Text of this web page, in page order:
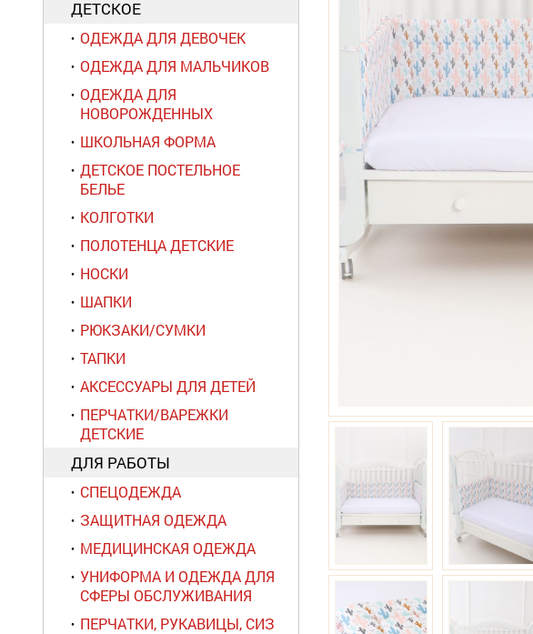
ДЕТСКОЕ
ОДЕЖДА ДЛЯ ДЕВОЧЕК
ОДЕЖДА ДЛЯ МАЛЬЧИКОВ
ОДЕЖДА ДЛЯ
НОВОРОЖДЕННЫХ
ШКОЛЬНАЯ ФОРМА
ДЕТСКОЕ ПОСТЕЛЬНОЕ
БЕЛЬЕ
КОЛГОТКИ
ПОЛОТЕНЦА ДЕТСКИЕ
НОСКИ
ШАПКИ
РЮКЗАКИ/СУМКИ
ТАПКИ
АКСЕССУАРЫ ДЛЯ ДЕТЕЙ
ПЕРЧАТКИ/ВАРЕЖКИ
ДЕТСКИЕ
ДЛЯ РАБОТЫ
СПЕЦОДЕЖДА
ЗАЩИТНАЯ ОДЕЖДА
МЕДИЦИНСКАЯ ОДЕЖДА
УНИФОРМА И ОДЕЖДА ДЛЯ
СФЕРЫ ОБСЛУЖИВАНИЯ
ПЕРЧАТКИ, РУКАВИЦЫ, СИЗ